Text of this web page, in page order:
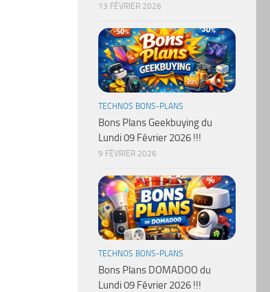
13 FÉVRIER 2026
TECHNOS BONS-PLANS
Bons Plans Geekbuying du
Lundi 09 Février 2026 !!!
9 FÉVRIER 2026
TECHNOS BONS-PLANS
Bons Plans DOMADOO du
Lundi 09 Février 2026 !!!